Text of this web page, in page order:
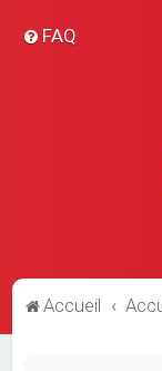
FAQ
Accueil